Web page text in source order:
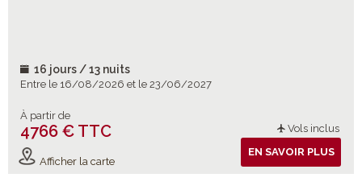
16 jours / 13 nuits
Entre le 16/08/2026 et le 23/06/2027
À partir de
4766 € TTC Vols inclus
Afficher la carte
EN SAVOIR PLUS